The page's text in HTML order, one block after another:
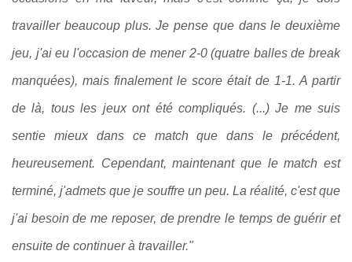
travailler beaucoup plus. Je pense que dans le deuxième
jeu, j'ai eu l'occasion de mener 2-0 (quatre balles de break
manquées), mais finalement le score était de 1-1. A partir
de là, tous les jeux ont été compliqués. (...) Je me suis
sentie mieux dans ce match que dans le précédent,
heureusement. Cependant, maintenant que le match est
terminé, j'admets que je souffre un peu. La réalité, c'est que
j'ai besoin de me reposer, de prendre le temps de guérir et
ensuite de continuer à travailler."